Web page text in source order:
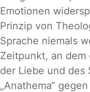
Emotionen
Prinzip von
Sprache niemals
Zeitpunkt, an
der Liebe und des
„Anathema“